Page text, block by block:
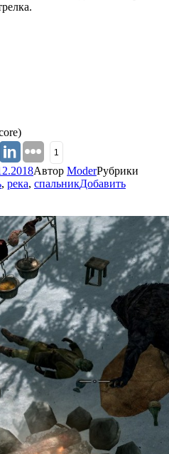
1
Автор ModerРубрики
, река, спальникДобавить